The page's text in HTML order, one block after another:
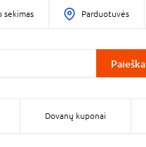
sekimas Parduotuvės
Paieška
Dovanų kuponai